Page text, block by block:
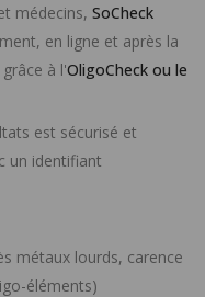
médecins, SoCheck
en ligne et après la
à l'OligoCheck ou le
est sécurisé et
un identifiant
métaux lourds, carence
éléments)